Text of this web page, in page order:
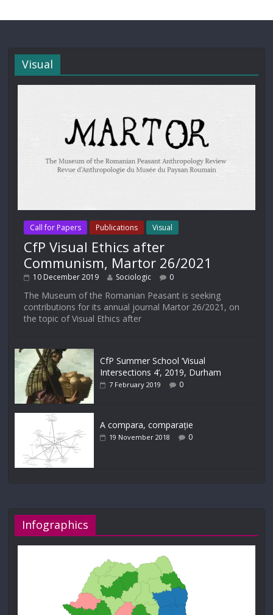
Visual
Call for Papers Publications Visual
CfP Visual Ethics after
Communism, Martor 26/2021
10 December 2019 Sociologic 0
The Museum of the Romanian Peasant is seeking
contributions for its annual journal Martor 26/2021, on
the topic of Visual Ethics after
CfP Summer School ‘Visual
Intersections 4’, 2019, Durham
7 February 2019 0
A compara, comparație
19 November 2018 0
Infographics